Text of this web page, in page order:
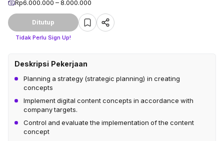
Rp6.000.000 – 8.000.000
Ditutup
Tidak Perlu Sign Up!
Deskripsi Pekerjaan
Planning a strategy (strategic planning) in creating
concepts
Implement digital content concepts in accordance with
company targets.
Control and evaluate the implementation of the content
concept